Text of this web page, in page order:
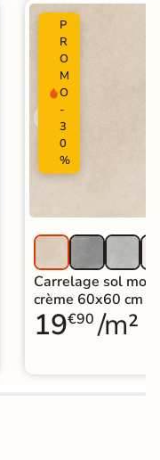
/ extérieur
cuisine
|
moderne
Carrelage WC
P
R
O
M
O
-
3
0
%
Carrelage sol
crème 60x60 cm
19€90 /m²